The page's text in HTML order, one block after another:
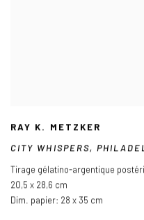
RAY K. METZKER
CITY WHISPERS,
Tirage gélatino-argentique
20,5 x 28,6 cm
Dim. papier: 28 x 35 cm